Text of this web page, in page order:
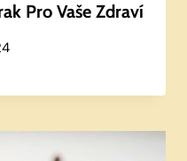
Pro Vaše Zdraví